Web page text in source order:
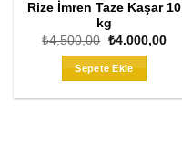
Rize İmren Taze Kaşar 10
kg
₺4.500,00 Orijinal
₺4.500,00.
₺4.000,00Şu
Sepete Ekle